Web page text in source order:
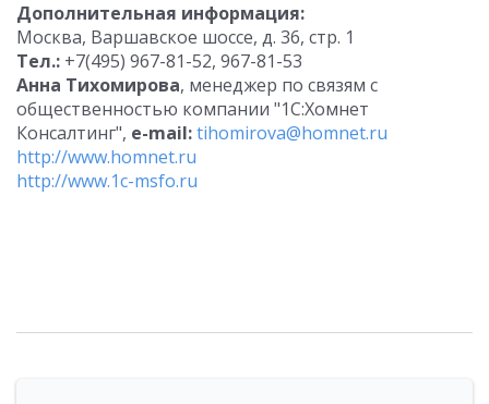
Дополнительная информация:
Москва, Варшавское шоссе, д. 36, стр. 1
Тел.: +7(495) 967-81-52, 967-81-53
Анна Тихомирова, менеджер по связям с
общественностью компании "1С:Хомнет
Консалтинг", e-mail:tihomirova@homnet.ru
http://www.homnet.ru
http://www.1c-msfo.ru